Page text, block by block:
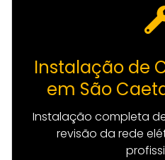
Instalação de
em São
Instalação completa
revisão da rede